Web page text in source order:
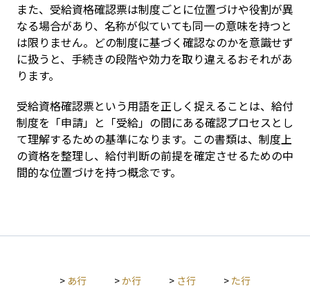
また、受給資格確認票は制度ごとに位置づけや役割が異
なる場合があり、名称が似ていても同一の意味を持つと
は限りません。どの制度に基づく確認なのかを意識せず
に扱うと、手続きの段階や効力を取り違えるおそれがあ
ります。
受給資格確認票という用語を正しく捉えることは、給付
制度を「申請」と「受給」の間にある確認プロセスとし
て理解するための基準になります。この書類は、制度上
の資格を整理し、給付判断の前提を確定させるための中
間的な位置づけを持つ概念です。
> あ行 >か行 > さ行 > た行